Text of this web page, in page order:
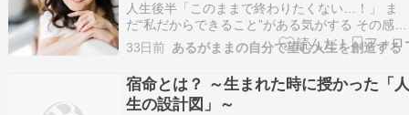
人生後半「このままで終わりたくない…！」 ま
だ“私だからできること”がある気がする その感覚
は魂からのサイン 足りない何かを埋めようとし
も答えを探しに行っても どこか満たされなかっ
のは “魂が望む生き方”をまだ生きれてないから
う無理に頑張らなくていい“あなただけの答え”…
33日前 あるがままの自分で望む人生を創造する
宿命とは？ ～生まれた時に授かった「
生の設計図」～